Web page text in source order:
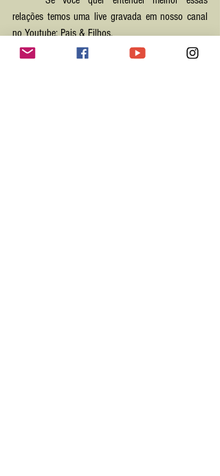
relações temos uma live gravada em nosso canal
no Youtube: Pais & Filhos.